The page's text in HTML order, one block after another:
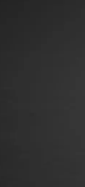
ตั้งแต่แรกที่ม
ำนวยความส
อาทิ ประชุ
มารถปรับเป
พลิดเพลินไป
ไม่ว่าจะเป็นส